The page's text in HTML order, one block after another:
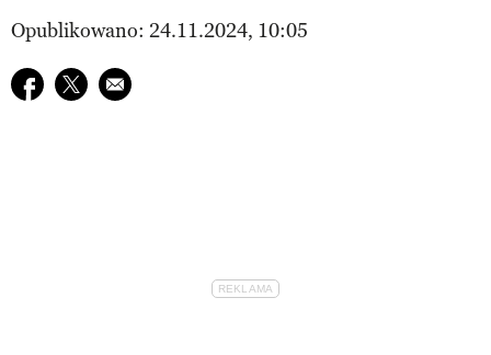
Opublikowano: 24.11.2024, 10:05
Udostępnij na facebook
Udostępnij na twitter
E-mail do przyjaciela